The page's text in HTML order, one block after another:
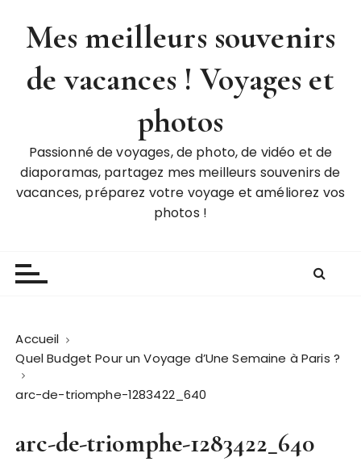
Mes meilleurs souvenirs
de vacances ! Voyages et
photos
Passionné de voyages, de photo, de vidéo et de
diaporamas, partagez mes meilleurs souvenirs de
vacances, préparez votre voyage et améliorez vos
photos !
Accueil
Quel Budget Pour un Voyage d’Une Semaine à Paris ?
arc-de-triomphe-1283422_640
arc-de-triomphe-1283422_640